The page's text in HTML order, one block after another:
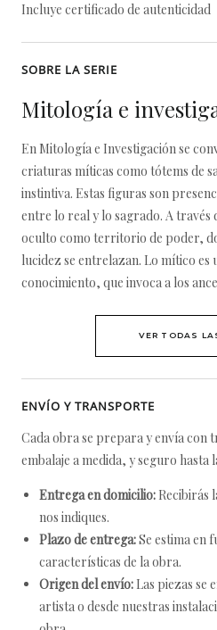
Incluye certificado de autenticidad
SOBRE LA SERIE
Mitología e
En Mitología e Investigación se
criaturas míticas como tótems de
instintiva. Estas figuras son
entre lo real y lo sagrado. A
oculto como territorio de poder,
lucidez se entrelazan. Lo mítico es
conocimiento, que invoca a los
VER TODAS
ENVÍO Y TRANSPORTE
Cada obra se prepara y envía con
embalaje a medida, y seguro hasta
Entrega en domicilio: Recibirás
nos indiques.
Plazo de entrega:Se estima en
características de la obra.
Origen del envío: Las piezas se
artista o desde nuestras